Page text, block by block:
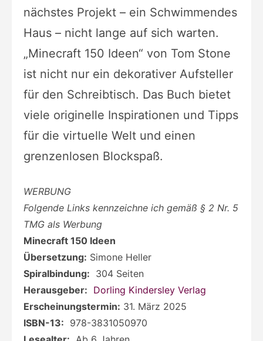
nächstes Projekt – ein Schwimmendes
Haus – nicht lange auf sich warten.
„Minecraft 150 Ideen“ von Tom Stone
ist nicht nur ein dekorativer Aufsteller
für den Schreibtisch. Das Buch bietet
viele originelle Inspirationen und Tipps
für die virtuelle Welt und einen
grenzenlosen Blockspaß.
WERBUNG
Folgende Links kennzeichne ich gemäß § 2 Nr. 5
TMG als Werbung
Minecraft 150 Ideen
Übersetzung: Simone Heller
Spiralbindung: 304 Seiten
Herausgeber: Dorling Kindersley Verlag
Erscheinungstermin: 31. März 2025
ISBN-13: 978-3831050970